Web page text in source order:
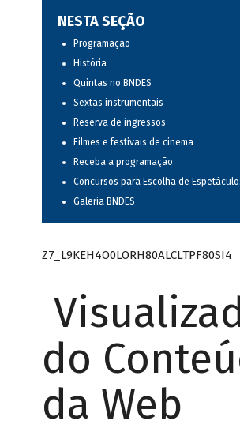
NESTA SEÇÃO
Programação
História
Quintas no BNDES
Sextas instrumentais
Reserva de ingressos
Filmes e festivais de cinema
Receba a programação
Concursos para Escolha de
Galeria BNDES
Z7_L9KEH4O0LORH80ALCLTPF80SI4
do
da Web